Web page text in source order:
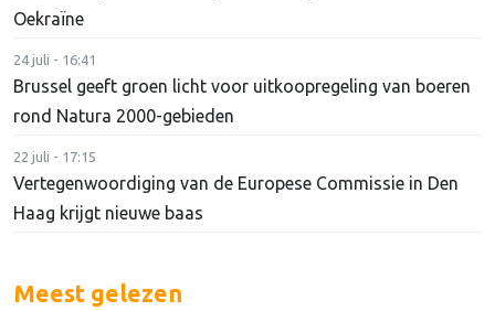
Oekraïne
24 juli - 16:41
Brussel geeft groen licht voor uitkoopregeling van boeren
rond Natura 2000-gebieden
22 juli - 17:15
Vertegenwoordiging van de Europese Commissie in Den
Haag krijgt nieuwe baas
Meest gelezen